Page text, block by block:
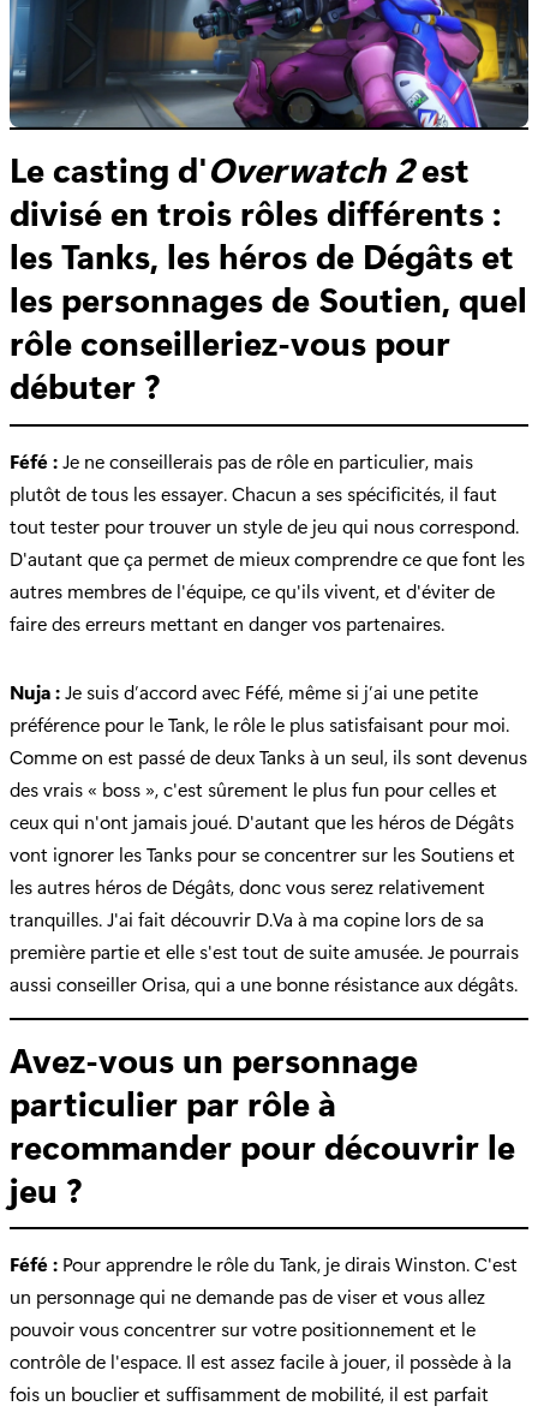
Le casting d'Overwatch 2est
divisé en trois rôles différents :
les Tanks, les héros de Dégâts et
les personnages de Soutien, quel
rôle conseilleriez-vous pour
débuter ?
Féfé :Je ne conseillerais pas de rôle en particulier, mais
plutôt de tous les essayer. Chacun a ses spécificités, il faut
tout tester pour trouver un style de jeu qui nous correspond.
D'autant que ça permet de mieux comprendre ce que font les
autres membres de l'équipe, ce qu'ils vivent, et d'éviter de
faire des erreurs mettant en danger vos partenaires.
Nuja :Je suis d’accord avec Féfé, même si j’ai une petite
préférence pour le Tank, le rôle le plus satisfaisant pour moi.
Comme on est passé de deux Tanks à un seul, ils sont devenus
des vrais « boss », c'est sûrement le plus fun pour celles et
ceux qui n'ont jamais joué. D'autant que les héros de Dégâts
vont ignorer les Tanks pour se concentrer sur les Soutiens et
les autres héros de Dégâts, donc vous serez relativement
tranquilles. J'ai fait découvrir D.Va à ma copine lors de sa
première partie et elle s'est tout de suite amusée. Je pourrais
aussi conseiller Orisa, qui a une bonne résistance aux dégâts.
Avez-vous un personnage
particulier par rôle à
recommander pour découvrir le
jeu ?
Féfé : Pour apprendre le rôle du Tank, je dirais Winston. C'est
un personnage qui ne demande pas de viser et vous allez
pouvoir vous concentrer sur votre positionnement et le
contrôle de l'espace. Il est assez facile à jouer, il possède à la
fois un bouclier et suffisamment de mobilité, il est parfait